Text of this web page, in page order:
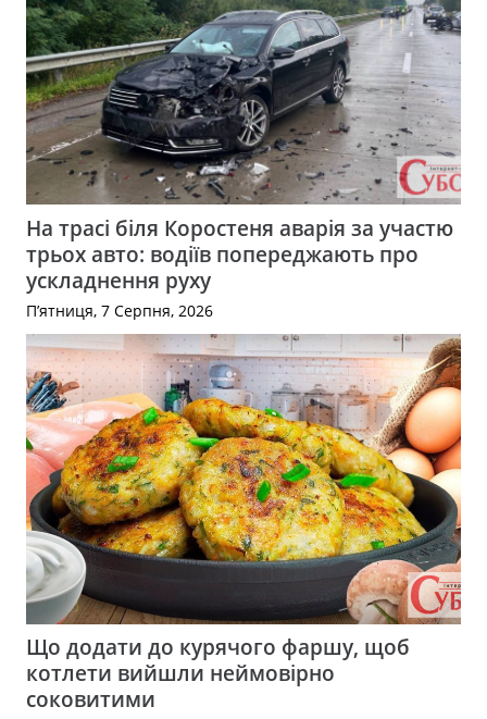
На трасі біля Коростеня аварія за участю
трьох авто: водіїв попереджають про
ускладнення руху
П’ятниця, 7 Серпня, 2026
Що додати до курячого фаршу, щоб
котлети вийшли неймовірно
соковитими